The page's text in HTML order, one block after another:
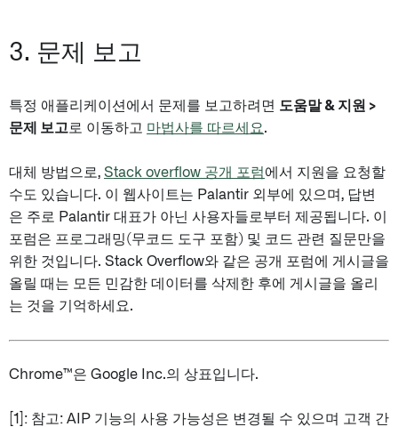
3. 문제 보고
특정 애플리케이션에서 문제를 보고하려면 도움말 & 지원 >
문제 보고 로 이동하고 마법사를 따르세요.
대체 방법으로, Stack overflow 공개 포럼에서 지원을 요청할
수도 있습니다. 이 웹사이트는 Palantir 외부에 있으며, 답변
은 주로 Palantir 대표가 아닌 사용자들로부터 제공됩니다. 이
포럼은 프로그래밍(무코드 도구 포함) 및 코드 관련 질문만을
위한 것입니다. Stack Overflow와 같은 공개 포럼에 게시글을
올릴 때는 모든 민감한 데이터를 삭제한 후에 게시글을 올리
는 것을 기억하세요.
Chrome™은 Google Inc.의 상표입니다.
[1]: 참고: AIP 기능의 사용 가능성은 변경될 수 있으며 고객 간